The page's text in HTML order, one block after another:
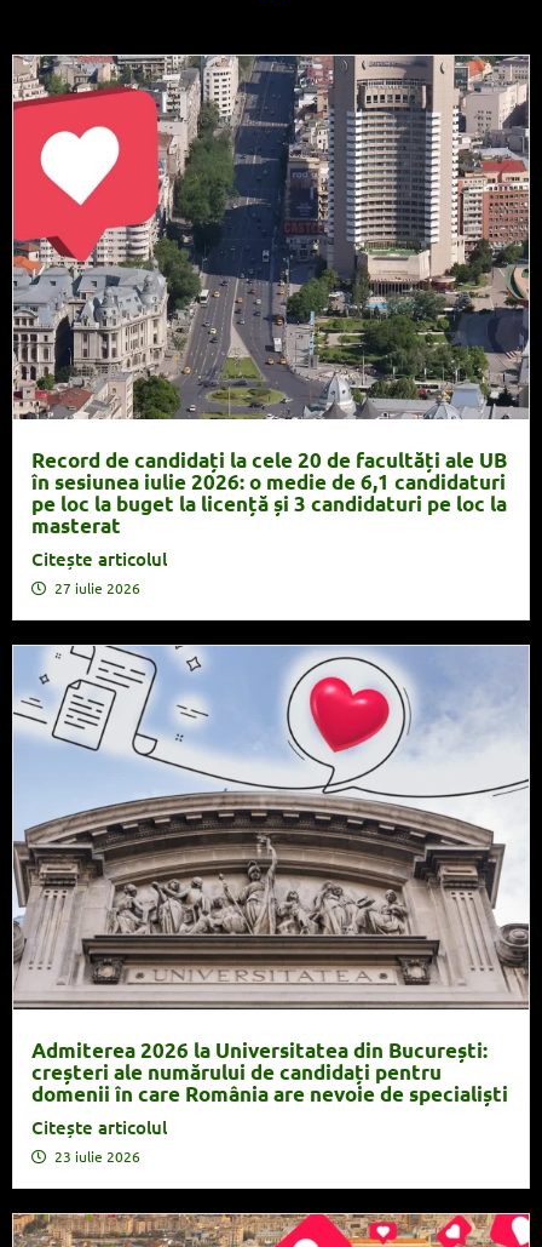
Record de candidați la cele 20 de facultăți ale UB
în sesiunea iulie 2026: o medie de 6,1 candidaturi
pe loc la buget la licență și 3 candidaturi pe loc la
masterat
Citește articolul
27 iulie 2026
Admiterea 2026 la Universitatea din București:
creșteri ale numărului de candidați pentru
domenii în care România are nevoie de specialiști
Citește articolul
23 iulie 2026